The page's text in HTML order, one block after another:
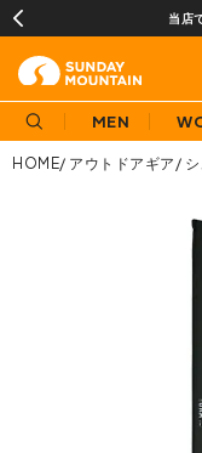
当店
MEN
HOME アウトドアギア